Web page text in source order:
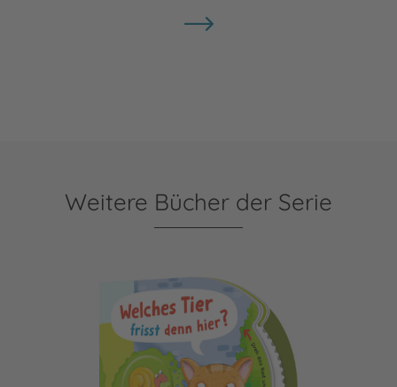
Weitere Bücher der Serie